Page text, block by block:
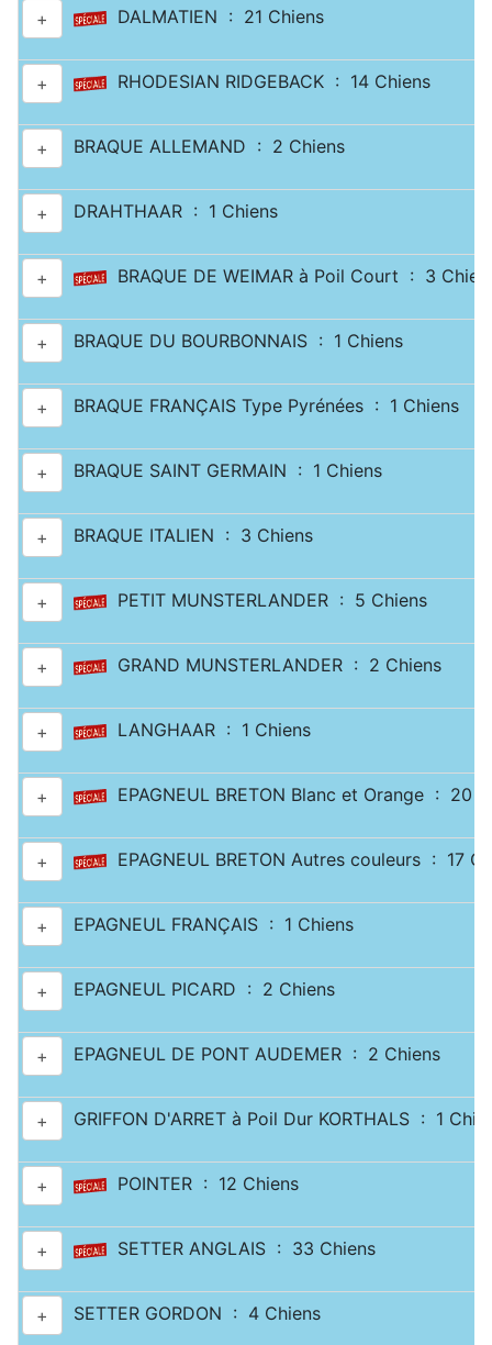
+ DALMATIEN : 21 Chiens
+ RHODESIAN RIDGEBACK : 14 Chiens
+ BRAQUE ALLEMAND : 2 Chiens
+ DRAHTHAAR : 1 Chiens
+ BRAQUE DE WEIMAR à Poil Court : 3
+ BRAQUE DU BOURBONNAIS : 1 Chiens
+ BRAQUE FRANÇAIS Type Pyrénées : 1 Chiens
+ BRAQUE SAINT GERMAIN : 1 Chiens
+ BRAQUE ITALIEN : 3 Chiens
+ PETIT MUNSTERLANDER : 5 Chiens
+ GRAND MUNSTERLANDER : 2 Chiens
+ LANGHAAR : 1 Chiens
+ EPAGNEUL BRETON Blanc et Orange : 20
+ EPAGNEUL BRETON Autres couleurs : 17
+ EPAGNEUL FRANÇAIS : 1 Chiens
+ EPAGNEUL PICARD : 2 Chiens
+ EPAGNEUL DE PONT AUDEMER : 2 Chiens
+ GRIFFON D'ARRET à Poil Dur KORTHALS : 1
+ POINTER : 12 Chiens
+ SETTER ANGLAIS : 33 Chiens
+ SETTER GORDON : 4 Chiens